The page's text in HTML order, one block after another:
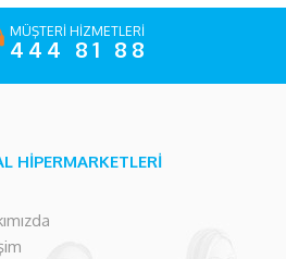
MÜŞTERİ HİZMETLERİ
444 81 88
HİPERMARKETLERİ